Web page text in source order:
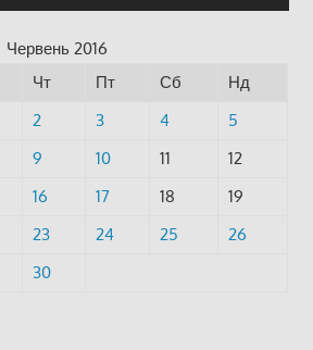
Червень 2016
Чт Пт Сб
Нд
2 3 4
5
9 10 11
12
16 17 18
19
23 24 25
26
30